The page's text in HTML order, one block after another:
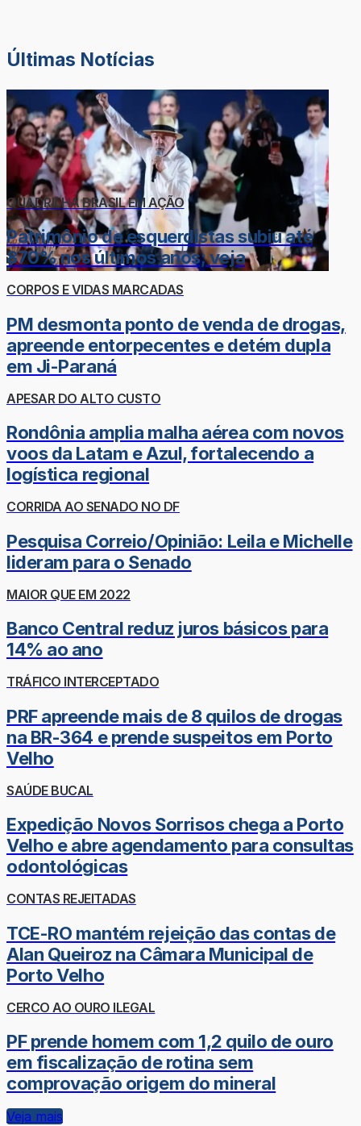
Últimas Notícias
QUADRILHA BRASIL EM AÇÃO
Patrimônio de esquerdistas subiu até
870% nos últimos anos; veja
CORPOS E VIDAS MARCADAS
PM desmonta ponto de venda de drogas,
apreende entorpecentes e detém dupla
em Ji-Paraná
APESAR DO ALTO CUSTO
Rondônia amplia malha aérea com novos
voos da Latam e Azul, fortalecendo a
logística regional
CORRIDA AO SENADO NO DF
Pesquisa Correio/Opinião: Leila e Michelle
lideram para o Senado
MAIOR QUE EM 2022
Banco Central reduz juros básicos para
14% ao ano
TRÁFICO INTERCEPTADO
PRF apreende mais de 8 quilos de drogas
na BR-364 e prende suspeitos em Porto
Velho
SAÚDE BUCAL
Expedição Novos Sorrisos chega a Porto
Velho e abre agendamento para consultas
odontológicas
CONTAS REJEITADAS
TCE-RO mantém rejeição das contas de
Alan Queiroz na Câmara Municipal de
Porto Velho
CERCO AO OURO ILEGAL
PF prende homem com 1,2 quilo de ouro
em fiscalização de rotina sem
comprovação origem do mineral
Veja mais